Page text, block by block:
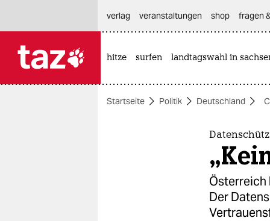
themen
verlag
veranstaltungen shop fragen
hitze surfen landtagswahl in
Startseite Politik Deutschland
Österreich
Der